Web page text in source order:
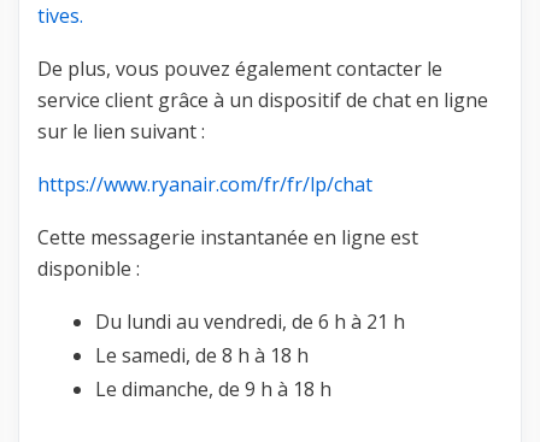
tives.
De plus, vous pouvez également contacter le
service client grâce à un dispositif de chat en ligne
sur le lien suivant :
https://www.ryanair.com/fr/fr/lp/chat
Cette messagerie instantanée en ligne est
disponible :
Du lundi au vendredi, de 6 h à 21 h
Le samedi, de 8 h à 18 h
Le dimanche, de 9 h à 18 h